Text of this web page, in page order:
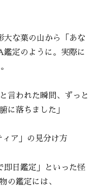
大な葉の山から「あな
定のように。実際に
言われた瞬間、ずっと
に落ちました」
ア」の見分け方
即日鑑定」といった怪
の鑑定には、